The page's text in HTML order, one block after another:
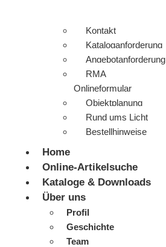
Kontakt
Kataloganforderung
Angebotanforderung
RMA
Onlineformular
Objektplanung
Rund ums Licht
Bestellhinweise
Home
Online-Artikelsuche
Kataloge & Downloads
Über uns
Profil
Geschichte
Team